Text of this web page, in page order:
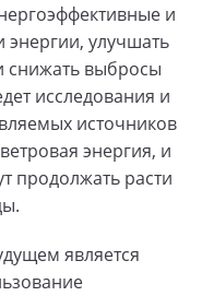
и
энергии, улучшать
снижать выбросы
исследования и
источников
энергия, и
продолжать расти
является